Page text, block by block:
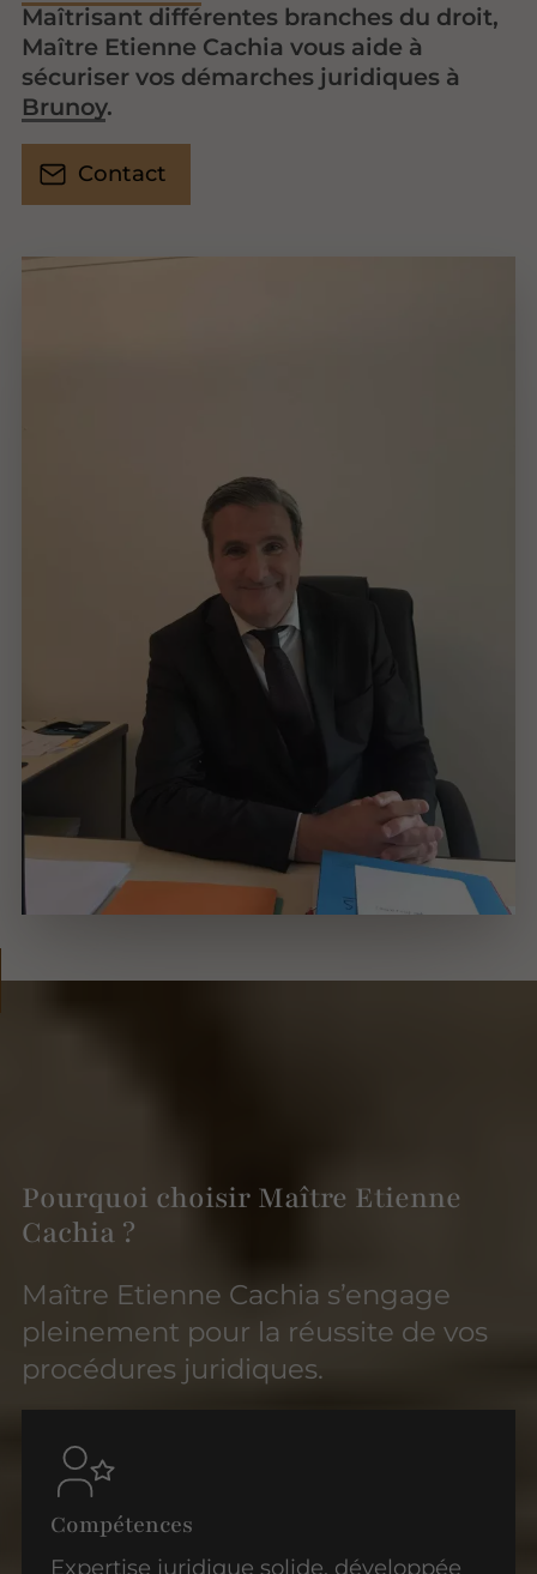
Maîtrisant différentes branches du droit,
Maître Etienne Cachia vous aide à
sécuriser vos démarches juridiques à
Brunoy.
Contact
Pourquoi choisir Maître Etienne
Cachia ?
Maître Etienne Cachia s’engage
pleinement pour la réussite de vos
procédures juridiques.
Compétences
Expertise juridique solide, développée